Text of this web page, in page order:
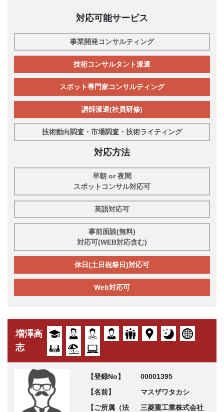
対応可能サービス
事業開発コンサルティング
技術コンサルタント派遣
スポット専門家コンサルティング
講師派遣(社員研修)
技術動向調査・市場調査・技術ライティング
対応方法
早朝 or 夜間
スポットコンサル対応可
英語対応可
事前面談(無料)
対応可(WEB対応含む)
休日(土日祝祭日)対応可
Web対応可
増澤高
志
【登録No】
00001395
【名前】
マスザワタカシ
【ご所属（法
三菱重工業株式会社